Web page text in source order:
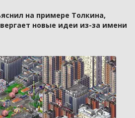
на примере Толкина,
новые идеи из-за имени